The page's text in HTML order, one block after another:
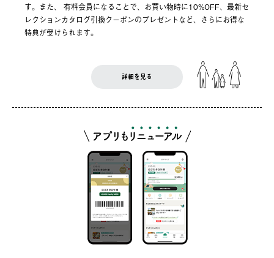
す。また、 有料会員になることで、お買い物時に10%OFF、最新セ
レクションカタログ引換クーポンのプレゼントなど、さらにお得な
特典が受けられます。
詳細を見る